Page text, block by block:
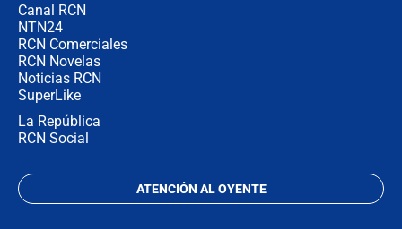
Canal RCN
NTN24
RCN Comerciales
RCN Novelas
Noticias RCN
SuperLike
La República
RCN Social
ATENCIÓN AL OYENTE